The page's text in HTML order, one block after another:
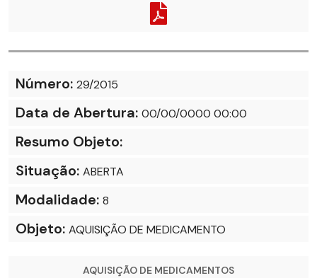
Número: 29/2015
Data de Abertura: 00/00/0000 00:00
Resumo Objeto:
Situação: ABERTA
Modalidade: 8
Objeto: AQUISIÇÃO DE MEDICAMENTO
AQUISIÇÃO DE MEDICAMENTOS